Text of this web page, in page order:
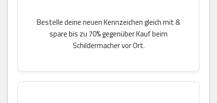
Bestelle deine neuen Kennzeichen gleich mit &
spare bis zu 70% gegenüber Kauf beim
Schildermacher vor Ort.